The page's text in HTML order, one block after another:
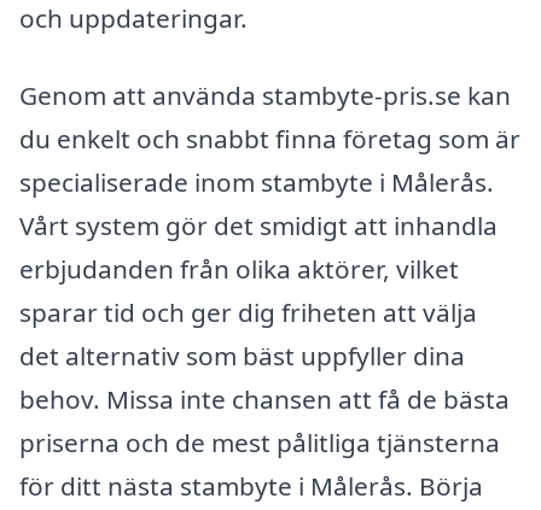
och uppdateringar.
Genom att använda stambyte-pris.se kan
du enkelt och snabbt finna företag som är
specialiserade inom stambyte i Målerås.
Vårt system gör det smidigt att inhandla
erbjudanden från olika aktörer, vilket
sparar tid och ger dig friheten att välja
det alternativ som bäst uppfyller dina
behov. Missa inte chansen att få de bästa
priserna och de mest pålitliga tjänsterna
för ditt nästa stambyte i Målerås. Börja